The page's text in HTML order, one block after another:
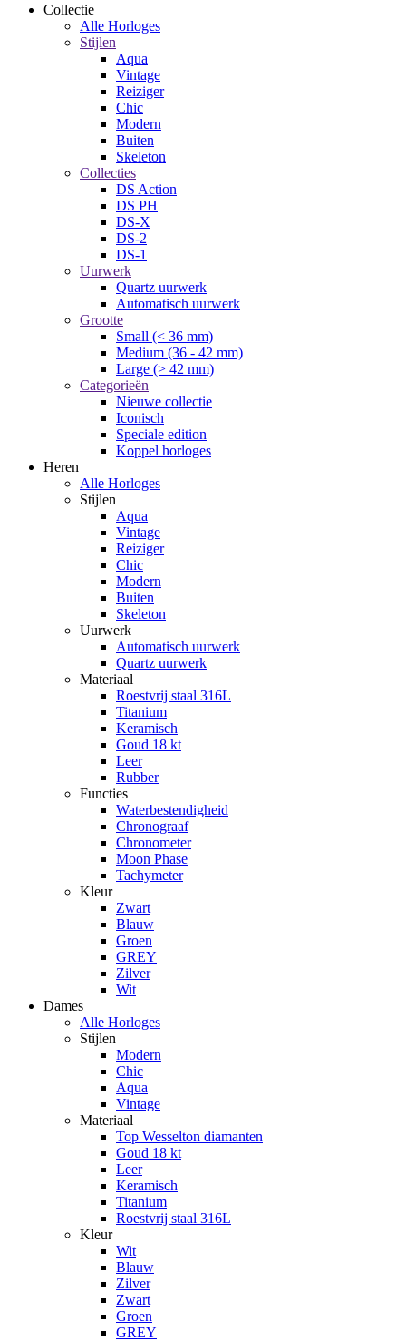
Collectie
Alle Horloges
Stijlen
Aqua
Vintage
Reiziger
Chic
Modern
Buiten
Skeleton
Collecties
DS Action
DS PH
DS-X
DS-2
DS-1
Uurwerk
Quartz uurwerk
Automatisch uurwerk
Grootte
Small (< 36 mm)
Medium (36 - 42 mm)
Large (> 42 mm)
Categorieën
Nieuwe collectie
Iconisch
Speciale edition
Koppel horloges
Heren
Alle Horloges
Stijlen
Aqua
Vintage
Reiziger
Chic
Modern
Buiten
Skeleton
Uurwerk
Automatisch uurwerk
Quartz uurwerk
Materiaal
Roestvrij staal 316L
Titanium
Keramisch
Goud 18 kt
Leer
Rubber
Functies
Waterbestendigheid
Chronograaf
Chronometer
Moon Phase
Tachymeter
Kleur
Zwart
Blauw
Groen
GREY
Zilver
Wit
Dames
Alle Horloges
Stijlen
Modern
Chic
Aqua
Vintage
Materiaal
Top Wesselton diamanten
Goud 18 kt
Leer
Keramisch
Titanium
Roestvrij staal 316L
Kleur
Wit
Blauw
Zilver
Zwart
Groen
GREY